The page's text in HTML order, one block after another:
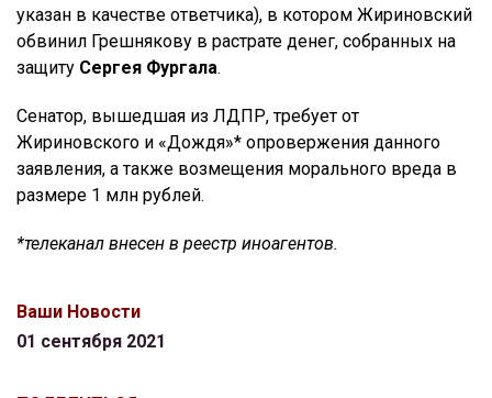
указан в качестве ответчика), в котором Жириновский
обвинил Грешнякову в растрате денег, собранных на
защиту Сергея Фургала.
Сенатор, вышедшая из ЛДПР, требует от
Жириновского и «Дождя»* опровержения данного
заявления, а также возмещения морального вреда в
размере 1 млн рублей.
*телеканал внесен в реестр иноагентов.
Ваши Новости
01 сентября 2021